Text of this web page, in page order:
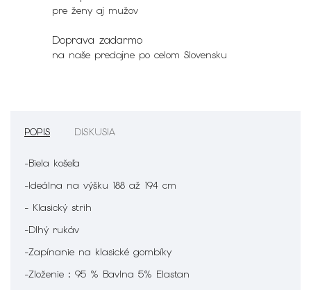
pre ženy aj mužov
Doprava zadarmo
na naše predajne po celom Slovensku
POPIS DISKUSIA
-Biela košeľa
-Ideálna na výšku 188 až 194 cm
- Klasický strih
-Dlhý rukáv
-Zapínanie na klasické gombíky
-Zloženie : 95 % Bavlna 5% Elastan